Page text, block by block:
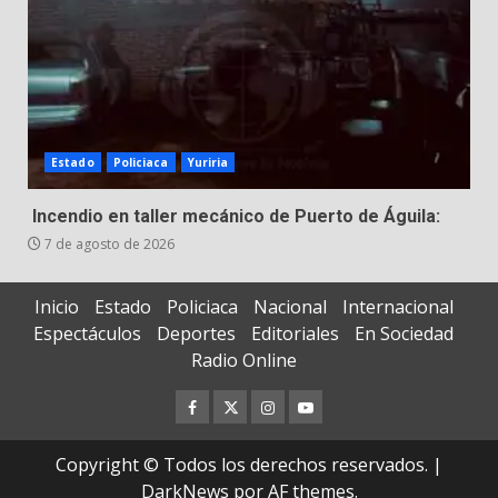
Estado Policiaca Yuriria
Incendio en taller mecánico de Puerto de Águila:
7 de agosto de 2026
Inicio Estado Policiaca Nacional
Internacional
Espectáculos
Deportes Editoriales
En Sociedad
Radio Online
Facebook
TwitterInstagram
Youtube
Copyright © Todos los derechos reservados. |
DarkNews por AF themes.